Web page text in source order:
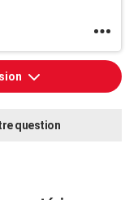
question